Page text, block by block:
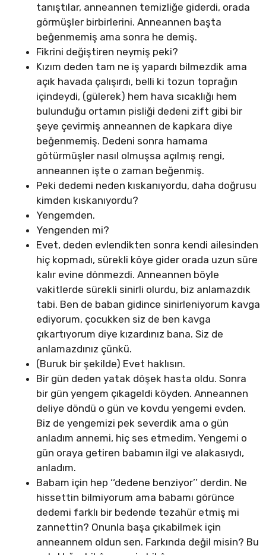
tanıştılar, anneannen temizliğe giderdi, orada
görmüşler birbirlerini. Anneannen başta
beğenmemiş ama sonra he demiş.
Fikrini değiştiren neymiş peki?
Kızım deden tam ne iş yapardı bilmezdik ama
açık havada çalışırdı, belli ki tozun toprağın
içindeydi, (gülerek) hem hava sıcaklığı hem
bulunduğu ortamın pisliği dedeni zift gibi bir
şeye çevirmiş anneannen de kapkara diye
beğenmemiş. Dedeni sonra hamama
götürmüşler nasıl olmuşsa açılmış rengi,
anneannen işte o zaman beğenmiş.
Peki dedemi neden kıskanıyordu, daha doğrusu
kimden kıskanıyordu?
Yengemden.
Yengenden mi?
Evet, deden evlendikten sonra kendi ailesinden
hiç kopmadı, sürekli köye gider orada uzun süre
kalır evine dönmezdi. Anneannen böyle
vakitlerde sürekli sinirli olurdu, biz anlamazdık
tabi. Ben de baban gidince sinirleniyorum kavga
ediyorum, çocukken siz de ben kavga
çıkartıyorum diye kızardınız bana. Siz de
anlamazdınız çünkü.
(Buruk bir şekilde) Evet haklısın.
Bir gün deden yatak döşek hasta oldu. Sonra
bir gün yengem çıkageldi köyden. Anneannen
deliye döndü o gün ve kovdu yengemi evden.
Biz de yengemizi pek severdik ama o gün
anladım annemi, hiç ses etmedim. Yengemi o
gün oraya getiren babamın ilgi ve alakasıydı,
anladım.
Babam için hep ‘‘dedene benziyor’’ derdin. Ne
hissettin bilmiyorum ama babamı görünce
dedemi farklı bir bedende tezahür etmiş mi
zannettin? Onunla başa çıkabilmek için
anneannem oldun sen. Farkında değil misin? Bu